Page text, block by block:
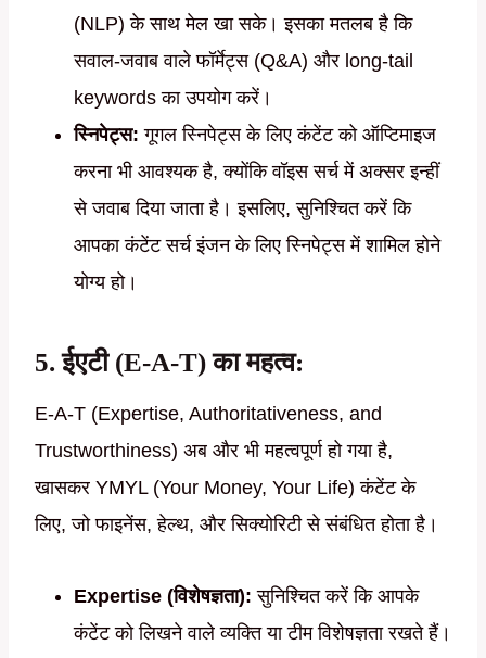
(NLP) के साथ मेल खा सके। इसका मतलब है कि
सवाल-जवाब वाले फॉर्मेट्स (Q&A) और long-tail
keywords का उपयोग करें।
स्निपेट्स: गूगल स्निपेट्स के लिए कंटेंट को ऑप्टिमाइज
करना भी आवश्यक है, क्योंकि वॉइस सर्च में अक्सर इन्हीं
से जवाब दिया जाता है। इसलिए, सुनिश्चित करें कि
आपका कंटेंट सर्च इंजन के लिए स्निपेट्स में शामिल होने
योग्य हो।
5. ईएटी (E-A-T) का महत्व:
E-A-T (Expertise, Authoritativeness, and
Trustworthiness) अब और भी महत्वपूर्ण हो गया है,
खासकर YMYL (Your Money, Your Life) कंटेंट के
लिए, जो फाइनेंस, हेल्थ, और सिक्योरिटी से संबंधित होता है।
Expertise (विशेषज्ञता): सुनिश्चित करें कि आपके
कंटेंट को लिखने वाले व्यक्ति या टीम विशेषज्ञता रखते हैं।